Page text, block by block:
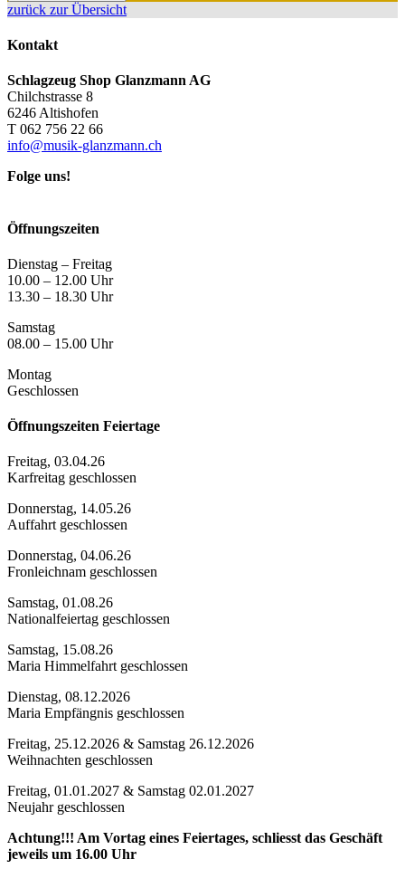
zurück zur Übersicht
Kontakt
Schlagzeug Shop Glanzmann AG
Chilchstrasse 8
6246 Altishofen
T 062 756 22 66
info@musik-glanzmann.ch
Folge uns!
Öffnungszeiten
Dienstag – Freitag
10.00 – 12.00 Uhr
13.30 – 18.30 Uhr
Samstag
08.00 – 15.00 Uhr
Montag
Geschlossen
Öffnungszeiten Feiertage
Freitag, 03.04.26
Karfreitag geschlossen
Donnerstag, 14.05.26
Auffahrt geschlossen
Donnerstag, 04.06.26
Fronleichnam geschlossen
Samstag, 01.08.26
Nationalfeiertag geschlossen
Samstag, 15.08.26
Maria Himmelfahrt geschlossen
Dienstag, 08.12.2026
Maria Empfängnis geschlossen
Freitag, 25.12.2026 & Samstag 26.12.2026
Weihnachten geschlossen
Freitag, 01.01.2027 & Samstag 02.01.2027
Neujahr geschlossen
Achtung!!! Am Vortag eines Feiertages, schliesst das Geschäft
jeweils um 16.00 Uhr